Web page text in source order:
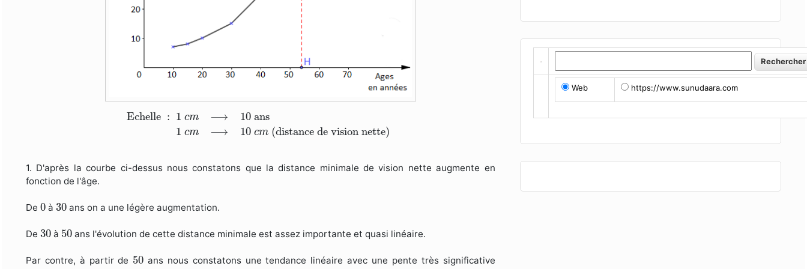
Echelle : 1 cm ⟶ 10 ans
1 cm ⟶ 10 cm (distance de vision nette)
Echelle c ans1c
1. D'après la courbe ci-dessus nous constatons que la distance minimale de vision nette augmente en
fonction de l'âge.
De0
0 à30
30ans on a une légère augmentation.
De30
30à 50
50ans l'évolution de cette distance minimale est assez importante et quasi linéaire.
Par contre, à partir de 50
50 ans nous constatons une tendance linéaire avec une pente très significative
Web https://www.sunudaara.com